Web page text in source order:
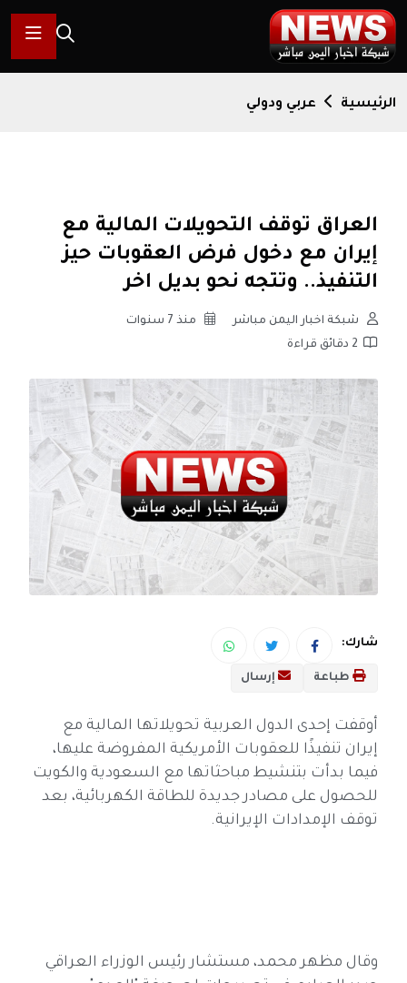
الرئيسية عربي ودولي
العراق توقف التحويلات المالية مع
إيران مع دخول فرض العقوبات حيز
التنفيذ.. وتتجه نحو بديل اخر
شبكة اخبار اليمن مباشر
منذ 7 سنوات
2 دقائق قراءة
شارك:
طباعة إرسال
أوقفت إحدى الدول العربية تحويلاتها المالية مع
إيران تنفيذًا للعقوبات الأمريكية المفروضة عليها،
فيما بدأت بتنشيط مباحثاتها مع السعودية والكويت
للحصول على مصادر جديدة للطاقة الكهربائية، بعد
توقف الإمدادات الإيرانية.
وقال مظهر محمد، مستشار رئيس الوزراء العراقي